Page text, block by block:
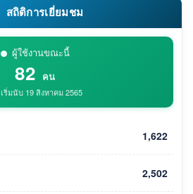
สถิติการเยี่ยมชม
ผู้ใช้งานขณะนี้
82 คน
เริ่มนับ 19 สิงหาคม 2565
1,622
2,502